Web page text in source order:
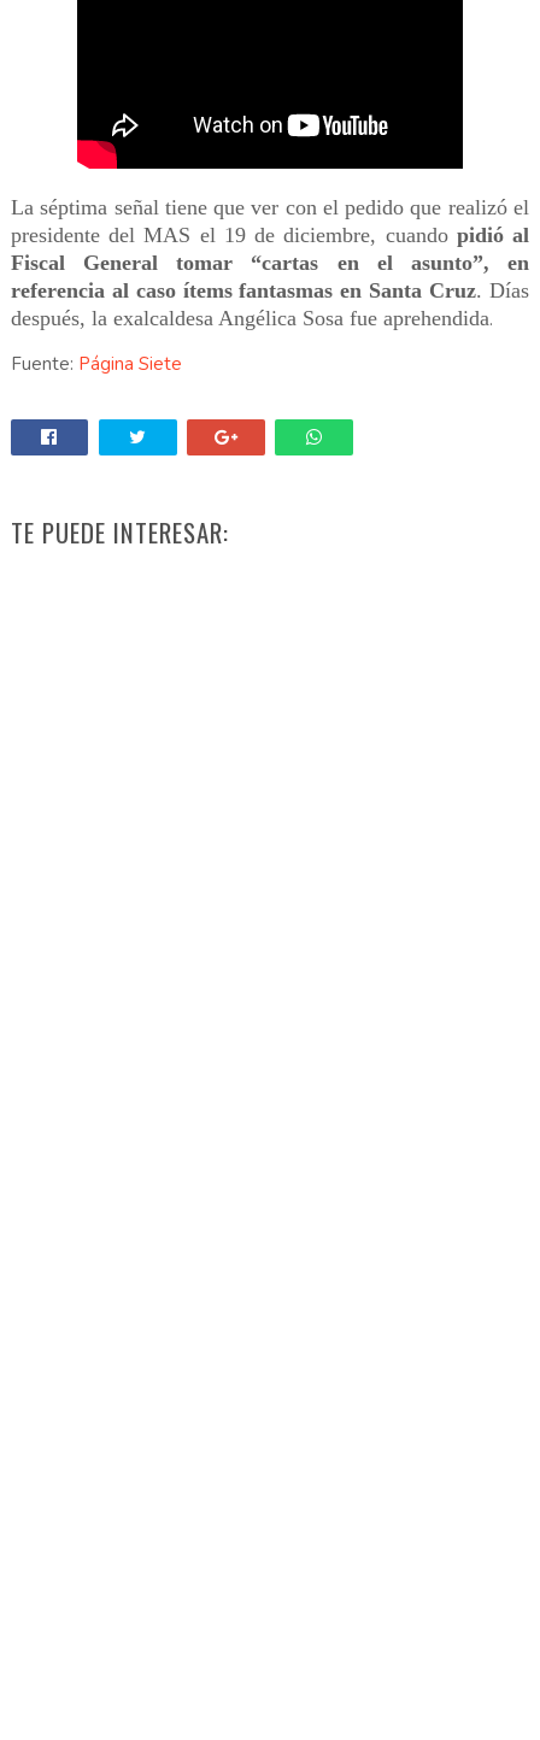
La séptima señal tiene que ver con el pedido que realizó el
presidente del MAS el 19 de diciembre, cuando pidió al
Fiscal General tomar “cartas en el asunto”, en
referencia al caso ítems fantasmas en Santa Cruz. Días
después, la exalcaldesa Angélica Sosa fue aprehendida.
Fuente: Página Siete
TE PUEDE INTERESAR: